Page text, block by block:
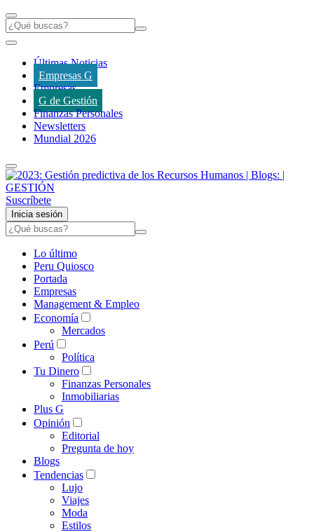
Últimas Noticias
Empresas G
Empresas
G de Gestión
Finanzas Personales
Newsletters
Mundial 2026
Suscríbete
Inicia sesión
Lo último
Peru Quiosco
Portada
Empresas
Management & Empleo
Economía
Mercados
Perú
Política
Tu Dinero
Finanzas Personales
Inmobiliarias
Plus G
Opinión
Editorial
Pregunta de hoy
Blogs
Tendencias
Lujo
Viajes
Moda
Estilos